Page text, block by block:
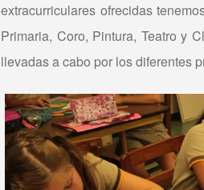
extracurriculares ofrecidas
Primaria, Coro, Pintura, Teatro y
llevadas a cabo por los diferentes